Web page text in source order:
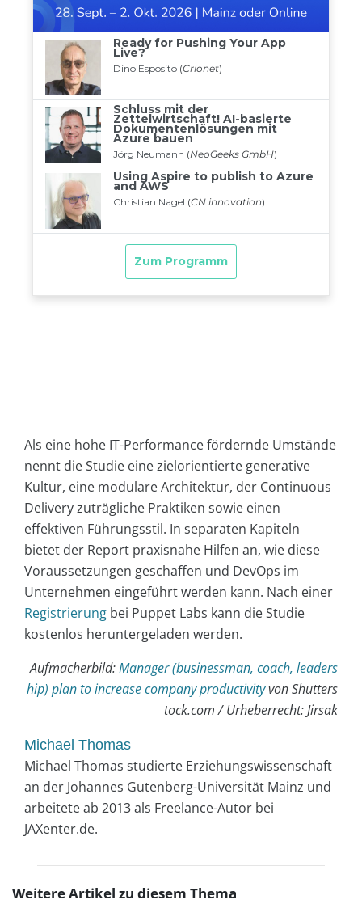
Als eine hohe IT-Performance fördernde Umstände
nennt die Studie eine zielorientierte generative
Kultur, eine modulare Architektur, der Continuous
Delivery zuträgliche Praktiken sowie einen
effektiven Führungsstil. In separaten Kapiteln
bietet der Report praxisnahe Hilfen an, wie diese
Voraussetzungen geschaffen und DevOps im
Unternehmen eingeführt werden kann. Nach einer
Registrierung bei Puppet Labs kann die Studie
kostenlos heruntergeladen werden.
Aufmacherbild:Manager (businessman, coach, leaders
hip) plan to increase company productivityvon Shutters
tock.com / Urheberrecht: Jirsak
Michael Thomas
Michael Thomas studierte Erziehungswissenschaft
an der Johannes Gutenberg-Universität Mainz und
arbeitete ab 2013 als Freelance-Autor bei
JAXenter.de.
Weitere Artikel zu diesem Thema